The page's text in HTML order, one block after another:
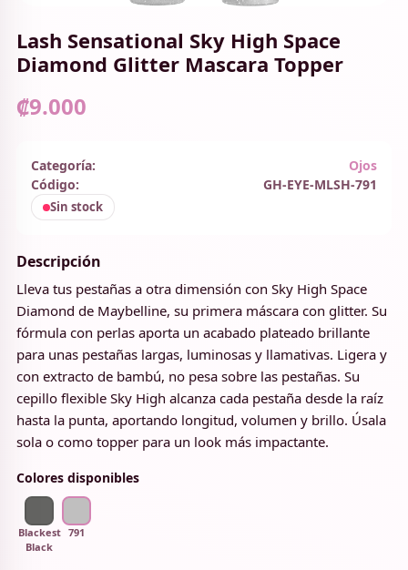
Lash Sensational Sky High Space
Diamond Glitter Mascara Topper
₡9.000
Categoría:
Ojos
Código:
GH-EYE-MLSH-791
Sin stock
Descripción
Lleva tus pestañas a otra dimensión con Sky High Space
Diamond de Maybelline, su primera máscara con glitter. Su
fórmula con perlas aporta un acabado plateado brillante
para unas pestañas largas, luminosas y llamativas. Ligera y
con extracto de bambú, no pesa sobre las pestañas. Su
cepillo flexible Sky High alcanza cada pestaña desde la raíz
hasta la punta, aportando longitud, volumen y brillo. Úsala
sola o como topper para un look más impactante.
Colores disponibles
Blackest
Black
791